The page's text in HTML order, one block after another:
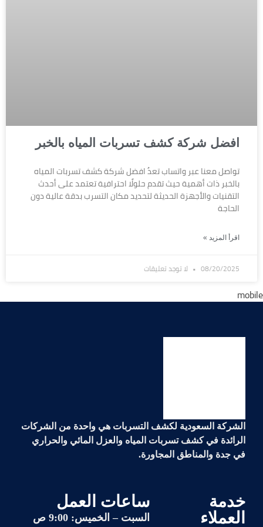
افضل شركة كشف تسربات المياه بالخبر
تواصل معنا عبر واتساب تعدُ افضل شركة كشف تسربات المياه
بالخبر ذات أهمية حيث تقدم حلولًا احترافية تعتمد على أحدث
التقنيات والأجهزة الحديثة لتحديد مكان التسرب بدقة عالية دون
الحاجة
اقرأ المزيد »
08/20/2025 لا توجد تعليقات
الشركة السعودية لكشف التسربات هي واحدة من الشركات
الرائدة فيكشف تسربات المياه والعزل المائي والحراري
في جدة والمناطق المجاورة.
خدمة
العملاء
ساعات العمل
السبت – الخميس: 9:00 ص